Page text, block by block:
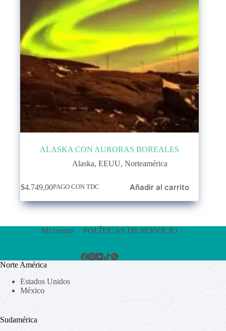
ALASKA CON AURORAS BOREALES
Alaska, EEUU, Norteamérica
$4.749,00PAGO CON TDC Añadir al carrito
Mi cuenta POLÍTICAS DE SERVICIO
Norte América
Estados Unidos
México
Sudamérica